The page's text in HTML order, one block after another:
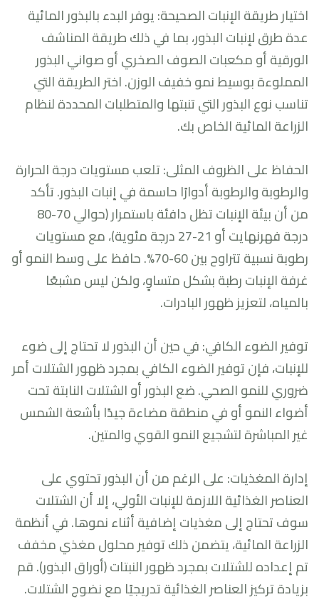
اختيار طريقة الإنبات الصحيحة: يوفر البدء بالبذور المائية
عدة طرق لإنبات البذور، بما في ذلك طريقة المناشف
الورقية أو مكعبات الصوف الصخري أو صواني البذور
المملوءة بوسيط نمو خفيف الوزن. اختر الطريقة التي
تناسب نوع البذور التي تنبتها والمتطلبات المحددة لنظام
الزراعة المائية الخاص بك.
الحفاظ على الظروف المثلى: تلعب مستويات درجة الحرارة
والرطوبة والرطوبة أدوارًا حاسمة في إنبات البذور. تأكد
من أن بيئة الإنبات تظل دافئة باستمرار (حوالي 70-80
درجة فهرنهايت أو 21-27 درجة مئوية)، مع مستويات
رطوبة نسبية تتراوح بين 60-70%. حافظ على وسط النمو أو
غرفة الإنبات رطبة بشكل متساوٍ، ولكن ليس مشبعًا
بالمياه، لتعزيز ظهور البادرات.
توفير الضوء الكافي: في حين أن البذور لا تحتاج إلى ضوء
للإنبات، فإن توفير الضوء الكافي بمجرد ظهور الشتلات أمر
ضروري للنمو الصحي. ضع البذور أو الشتلات النابتة تحت
أضواء النمو أو في منطقة مضاءة جيدًا بأشعة الشمس
غير المباشرة لتشجيع النمو القوي والمتين.
إدارة المغذيات: على الرغم من أن البذور تحتوي على
العناصر الغذائية اللازمة للإنبات الأولي، إلا أن الشتلات
سوف تحتاج إلى مغذيات إضافية أثناء نموها. في أنظمة
الزراعة المائية، يتضمن ذلك توفير محلول مغذي مخفف
تم إعداده للشتلات بمجرد ظهور النبتات (أوراق البذور). قم
بزيادة تركيز العناصر الغذائية تدريجيًا مع نضوج الشتلات.